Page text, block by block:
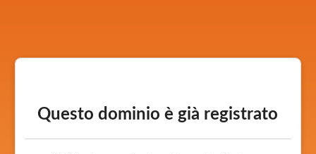
Questo dominio è già registrato